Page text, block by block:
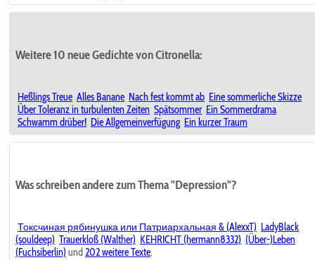
Weitere 10 neue Gedichte von Citronella:
Heßlings Treue Alles Banane Nach fest kommt ab Eine sommerliche Skizze
Über Toleranz in turbulenten Zeiten Spätsommer Ein Sommerdrama
Schwamm drüber! Die Allgemeinverfügung Ein kurzer Traum
Was schreiben andere zum Thema "Depression"?
Токсчиная рябинушка или Патриархальная & (AlexxT) LadyBlack
(souldeep) Trauerkloß (Walther) KEHRICHT (hermann8332) (Über-)Leben
(Fuchsiberlin) und 202 weitere Texte.